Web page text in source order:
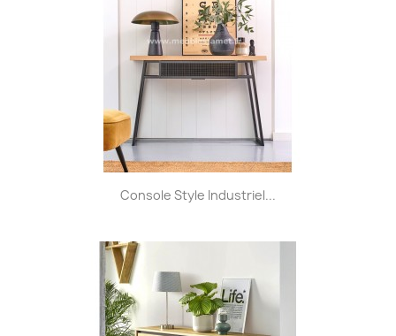
Console Style Industriel...